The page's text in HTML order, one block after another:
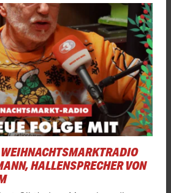
HALLENSPRECHER VON